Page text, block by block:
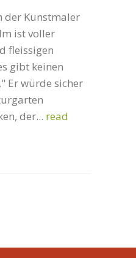
der Kunstmaler
ist voller
fleissigen
gibt keinen
Er würde sicher
der... read